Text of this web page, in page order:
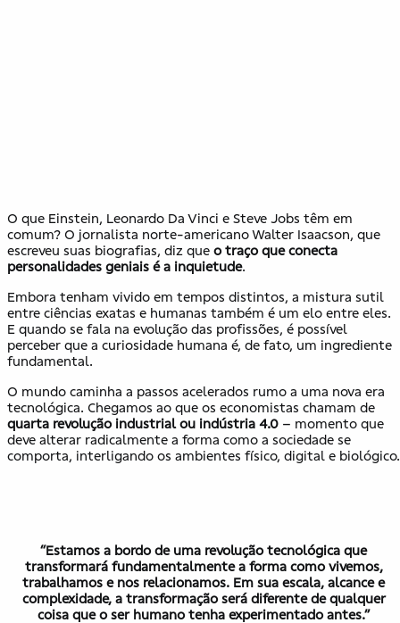
O que Einstein, Leonardo Da Vinci e Steve Jobs têm em
comum? O jornalista norte-americano Walter Isaacson, que
escreveu suas biografias, diz que o traço que conecta
personalidades geniais é a inquietude.
Embora tenham vivido em tempos distintos, a mistura sutil
entre ciências exatas e humanas também é um elo entre eles.
E quando se fala na evolução das profissões, é possível
perceber que a curiosidade humana é, de fato, um ingrediente
fundamental.
O mundo caminha a passos acelerados rumo a uma nova era
tecnológica. Chegamos ao que os economistas chamam de
quarta revolução industrial ou indústria 4.0 – momento que
deve alterar radicalmente a forma como a sociedade se
comporta, interligando os ambientes físico, digital e biológico.
“Estamos a bordo de uma revolução tecnológica que
transformará fundamentalmente a forma como vivemos,
trabalhamos e nos relacionamos. Em sua escala, alcance e
complexidade, a transformação será diferente de qualquer
coisa que o ser humano tenha experimentado antes.”